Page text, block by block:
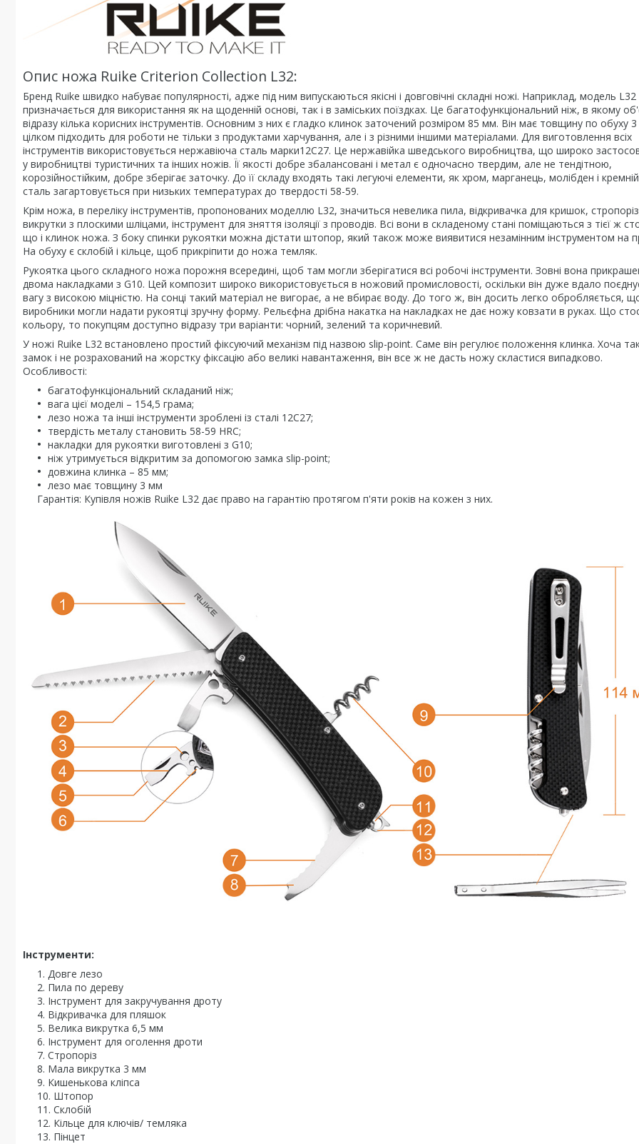
Опис ножа Ruike Criterion Collection L32:
Бренд Ruike швидко набуває популярності, адже під ним випускаються якісні і довговічні складні ножі. Наприклад, модель L32
призначається для використання як на щоденній основі, так і в заміських поїздках. Це багатофункціональний ніж, в якому
відразу кілька корисних інструментів. Основним з них є гладко клинок заточений розміром 85 мм. Він має товщину по обуху 3
цілком підходить для роботи не тільки з продуктами харчування, але і з різними іншими матеріалами. Для виготовлення всіх
інструментів використовується нержавіюча сталь марки12С27. Це нержавійка шведського виробництва, що широко
у виробництві туристичних та інших ножів. Її якості добре збалансовані і метал є одночасно твердим, але не тендітною,
корозійностійким, добре зберігає заточку. До її складу входять такі легуючі елементи, як хром, марганець, молібден і
сталь загартовується при низьких температурах до твердості 58-59.
Крім ножа, в переліку інструментів, пропонованих моделлю L32, значиться невелика пила, відкривачка для кришок,
викрутки з плоскими шліцами, інструмент для зняття ізоляції з проводів. Всі вони в складеному стані поміщаються з тієї ж
що і клинок ножа. З боку спинки рукоятки можна дістати штопор, який також може виявитися незамінним інструментом на
На обуху є склобій і кільце, щоб прикріпити до ножа темляк.
Рукоятка цього складного ножа порожня всередині, щоб там могли зберігатися всі робочі інструменти. Зовні вона
двома накладками з G10. Цей композит широко використовується в ножовий промисловості, оскільки він дуже вдало
вагу з високою міцністю. На сонці такий матеріал не вигорає, а не вбирає воду. До того ж, він досить легко обробляється,
виробники могли надати рукоятці зручну форму. Рельєфна дрібна накатка на накладках не дає ножу ковзати в руках. Що
кольору, то покупцям доступно відразу три варіанти: чорний, зелений та коричневий.
У ножі Ruike L32 встановлено простий фіксуючий механізм під назвою slip-point. Саме він регулює положення клинка. Хоча
замок і не розрахований на жорстку фіксацію або великі навантаження, він все ж не дасть ножу скластися випадково.
Особливості:
багатофункціональний складаний ніж;
вага цієї моделі – 154,5 грама;
лезо ножа та інші інструменти зроблені із сталі 12С27;
твердість металу становить 58-59 HRC;
накладки для рукоятки виготовлені з G10;
ніж утримується відкритим за допомогою замка slip-point;
довжина клинка – 85 мм;
лезо має товщину 3 мм
Гарантія: Купівля ножів Ruike L32 дає право на гарантію протягом п'яти років на кожен з них.
Інструменти:
Довге лезо
Пила по дереву
Інструмент для закручування дроту
Відкривачка для пляшок
Велика викрутка 6,5 мм
Інструмент для оголення дроти
Стропоріз
Мала викрутка 3 мм
Кишенькова кліпса
Штопор
Склобій
Кільце для ключів/ темляка
Пінцет